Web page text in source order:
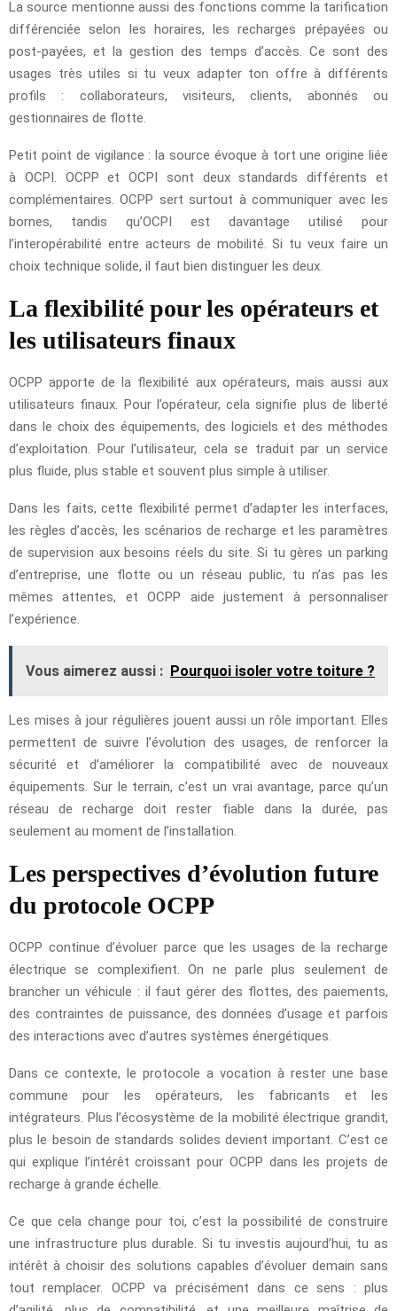
La source mentionne aussi des fonctions comme la tarification
différenciée selon les horaires, les recharges prépayées ou
post-payées, et la gestion des temps d’accès. Ce sont des
usages très utiles si tu veux adapter ton offre à différents
profils : collaborateurs, visiteurs, clients, abonnés ou
gestionnaires de flotte.
Petit point de vigilance : la source évoque à tort une origine liée
à OCPI. OCPP et OCPI sont deux standards différents et
complémentaires. OCPP sert surtout à communiquer avec les
bornes, tandis qu’OCPI est davantage utilisé pour
l’interopérabilité entre acteurs de mobilité. Si tu veux faire un
choix technique solide, il faut bien distinguer les deux.
La flexibilité pour les opérateurs et
les utilisateurs finaux
OCPP apporte de la flexibilité aux opérateurs, mais aussi aux
utilisateurs finaux. Pour l’opérateur, cela signifie plus de liberté
dans le choix des équipements, des logiciels et des méthodes
d’exploitation. Pour l’utilisateur, cela se traduit par un service
plus fluide, plus stable et souvent plus simple à utiliser.
Dans les faits, cette flexibilité permet d’adapter les interfaces,
les règles d’accès, les scénarios de recharge et les paramètres
de supervision aux besoins réels du site. Si tu gères un parking
d’entreprise, une flotte ou un réseau public, tu n’as pas les
mêmes attentes, et OCPP aide justement à personnaliser
l’expérience.
Vous aimerez aussi : Pourquoi isoler votre toiture ?
Les mises à jour régulières jouent aussi un rôle important. Elles
permettent de suivre l’évolution des usages, de renforcer la
sécurité et d’améliorer la compatibilité avec de nouveaux
équipements. Sur le terrain, c’est un vrai avantage, parce qu’un
réseau de recharge doit rester fiable dans la durée, pas
seulement au moment de l’installation.
Les perspectives d’évolution future
du protocole OCPP
OCPP continue d’évoluer parce que les usages de la recharge
électrique se complexifient. On ne parle plus seulement de
brancher un véhicule : il faut gérer des flottes, des paiements,
des contraintes de puissance, des données d’usage et parfois
des interactions avec d’autres systèmes énergétiques.
Dans ce contexte, le protocole a vocation à rester une base
commune pour les opérateurs, les fabricants et les
intégrateurs. Plus l’écosystème de la mobilité électrique grandit,
plus le besoin de standards solides devient important. C’est ce
qui explique l’intérêt croissant pour OCPP dans les projets de
recharge à grande échelle.
Ce que cela change pour toi, c’est la possibilité de construire
une infrastructure plus durable. Si tu investis aujourd’hui, tu as
intérêt à choisir des solutions capables d’évoluer demain sans
tout remplacer. OCPP va précisément dans ce sens : plus